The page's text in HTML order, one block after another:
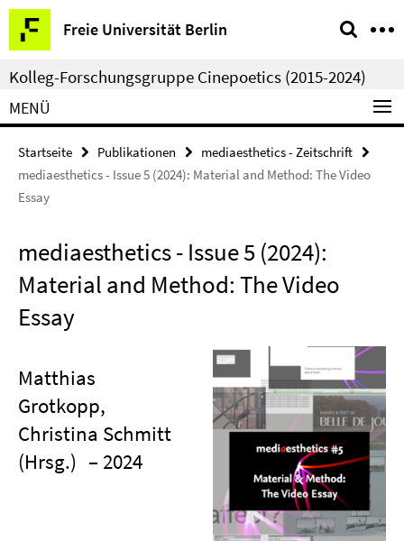
Springe
direkt
zu
Inhalt
Freie Universität Berlin
Service-
Navigation
Kolleg-Forschungsgruppe Cinepoetics (2015-2024)
MENÜ
Startseite Publikationen
mediaesthetics - Zeitschrift
mediaesthetics - Issue 5 (2024): Material and Method: The Video
Essay
mediaesthetics - Issue 5 (2024):
Material and Method: The Video
Essay
Matthias
Grotkopp,
Christina Schmitt
(Hrsg.) – 2024